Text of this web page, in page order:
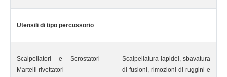
Utensili di tipo percussorio
Scalpellatori e Scrostatori -
Martelli rivettatori
Scalpellatura lapidei, sbavatura
di fusioni, rimozioni di ruggini e